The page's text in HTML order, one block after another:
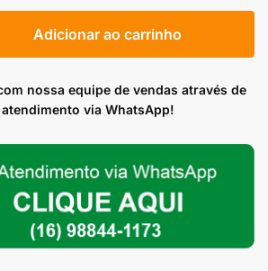
Adicionar ao carrinho
nossa equipe de vendas através de
via WhatsApp!